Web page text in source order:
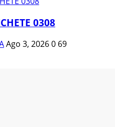
0308
Ago 3, 20260 69